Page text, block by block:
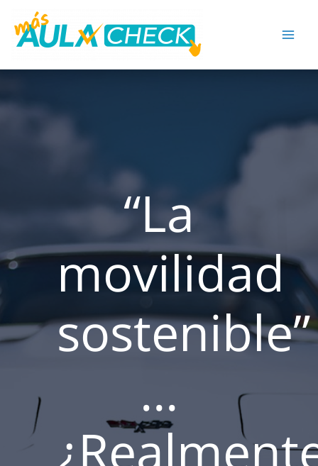
contenido
“La
movilidad
sostenible”
…